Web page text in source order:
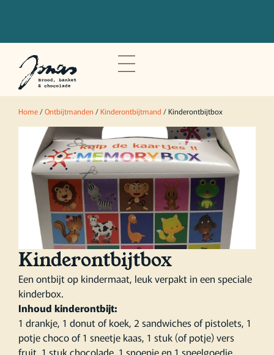
Bestel voor 20u om je bestelling de
volgende dag op te halen
Home/Ontbijtmanden /Kinderontbijtmand / Kinderontbijtbox
Kinderontbijtbox
Een ontbijt op kindermaat, leuk verpakt in een speciale
kinderbox.
Inhoud kinderontbijt:
1 drankje, 1 donut of koek, 2 sandwiches of pistolets, 1
potje choco of 1 sneetje kaas, 1 stuk (of potje) vers